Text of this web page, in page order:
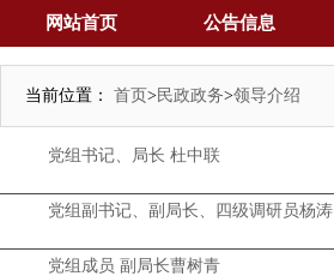
网站首页 公告信息
当前位置： 首页 >民政政务>领导介绍
党组书记、局长 杜中联
党组副书记、副局长、四级调研员杨涛
党组成员 副局长曹树青